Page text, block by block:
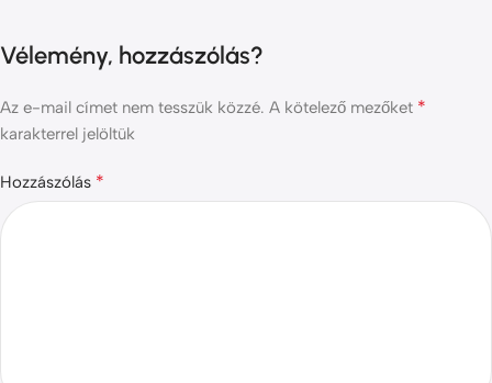
Vélemény, hozzászólás?
Az e-mail címet nem tesszük közzé. A kötelező mezőket *
karakterrel jelöltük
Hozzászólás *